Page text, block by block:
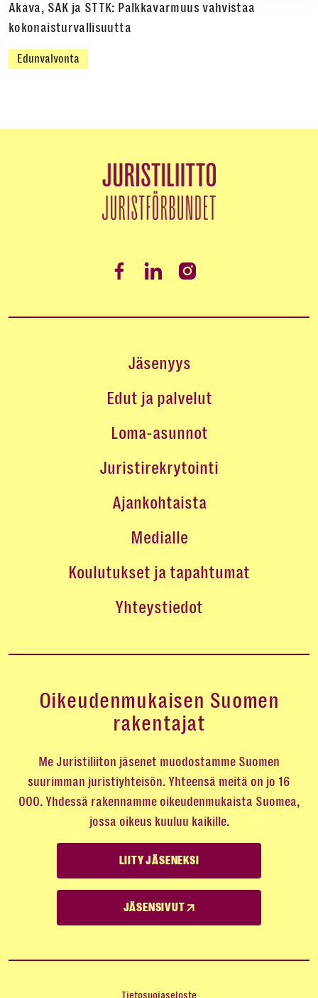
Akava, SAK ja STTK: Palkkavarmuus vahvistaa
kokonaisturvallisuutta
Edunvalvonta
Jäsenyys
Edut ja palvelut
Loma-asunnot
Juristirekrytointi
Ajankohtaista
Medialle
Koulutukset ja tapahtumat
Yhteystiedot
Oikeudenmukaisen Suomen
rakentajat
Me Juristiliiton jäsenet muodostamme Suomen
suurimman juristiyhteisön. Yhteensä meitä on jo 16
000. Yhdessä rakennamme oikeudenmukaista Suomea,
jossa oikeus kuuluu kaikille.
LIITY JÄSENEKSI
JÄSENSIVUT
Tietosuojaseloste